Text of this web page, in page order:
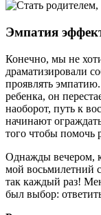
Эмпатия
Конечно, мы не
драматизировали
проявлять
ребенка, он
наоборот, путь к
начинают
того чтобы помочь
Однажды вечером,
мой восьмилетний
так каждый раз!
был выбор: